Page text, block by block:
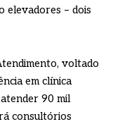
elevadores – dois
voltado
em clínica
90 mil
consultórios